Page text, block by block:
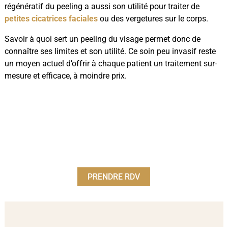
régénératif du peeling a aussi son utilité pour traiter de
petites cicatrices facialesou des vergetures sur le corps.
Savoir à quoi sert un peeling du visage permet donc de
connaître ses limites et son utilité. Ce soin peu invasif reste
un moyen actuel d’offrir à chaque patient un traitement sur-
mesure et efficace, à moindre prix.
PRENDRE RDV